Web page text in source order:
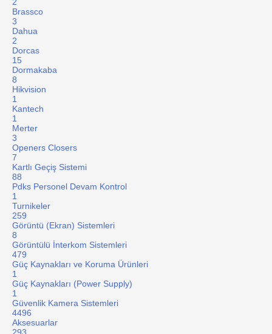
Brassco
3
Dahua
2
Dorcas
15
Dormakaba
8
Hikvision
1
Kantech
1
Merter
3
Openers Closers
7
Kartlı Geçiş Sistemi
88
Pdks Personel Devam Kontrol
1
Turnikeler
259
Görüntü (Ekran) Sistemleri
8
Görüntülü İnterkom Sistemleri
479
Güç Kaynakları ve Koruma Ürünleri
1
Güç Kaynakları (Power Supply)
1
Güvenlik Kamera Sistemleri
4496
Aksesuarlar